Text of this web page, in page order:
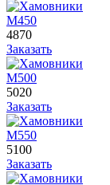
М450
4870
Заказать
М500
5020
Заказать
М550
5100
Заказать